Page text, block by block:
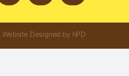
Website Designed by hPD